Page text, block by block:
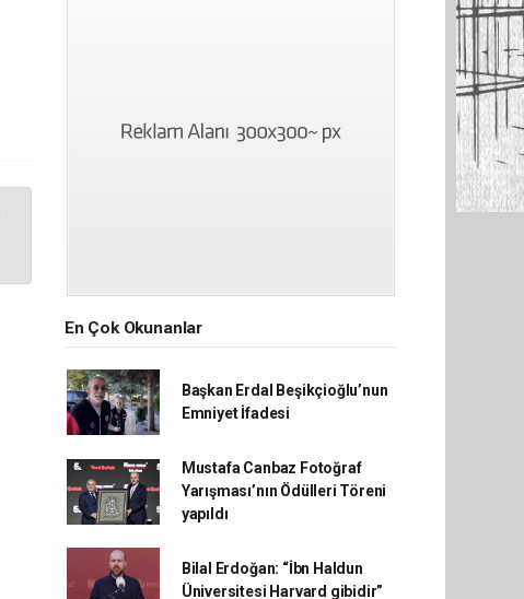
En Çok Okunanlar
Başkan Erdal Beşikçioğlu’nun
Emniyet İfadesi
Mustafa Canbaz Fotoğraf
Yarışması’nın Ödülleri Töreni
yapıldı
Bilal Erdoğan: “İbn Haldun
Üniversitesi Harvard gibidir”